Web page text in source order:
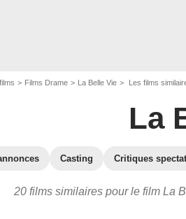
Films Drame La Belle Vie Les films
La
Casting Critiques
20 films similaires pour le film La